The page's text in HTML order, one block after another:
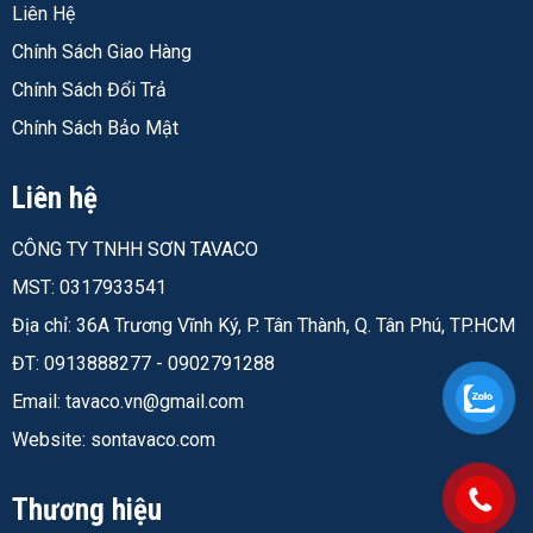
blast toàn bộ
Bồn chứa, silo, tank ngoài trời trong môi trường khí
nước, phải dùng phiên bản Jotamastic 80
Aluminium)
Hệ thống đường ống ngoài trời có nhiệt độ vận hành
Sản phẩm linh hoạt ở chỗ có thể đảm nhận nhiều vai trò
gian tạo độ dày, lớp phủ hoàn thiện, hoặc hệ một lớp
trong điều kiện ít khắc nghiệt.
Thông Số Kỹ Thuật Jotun Jotamastic 80 Đầy Đủ
Liên Hệ
Chính Sách Giao Hàng
Chính Sách Đổi Trả
Chính Sách Bảo Mật
Liên hệ
CÔNG TY TNHH SƠN TAVACO
MST: 0317933541
Địa chỉ: 36A Trương Vĩnh Ký, P. Tân Thành, Q. Tân Phú, TP.HCM
ĐT: 0913888277 - 0902791288
Email: tavaco.vn@gmail.com
Website: sontavaco.com
Thương hiệu